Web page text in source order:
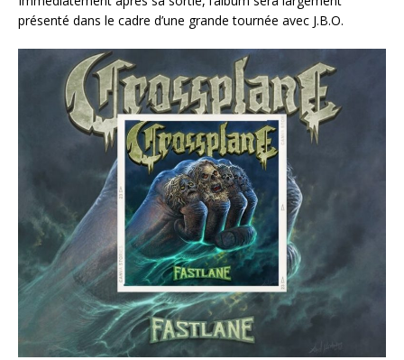
présenté dans le cadre d’une grande tournée avec J.B.O.